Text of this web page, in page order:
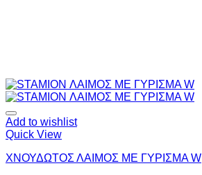
Add to wishlist
Quick View
ΧΝΟΥΔΩΤΟΣ ΛΑΙΜΟΣ ΜΕ ΓΥΡΙΣΜΑ W